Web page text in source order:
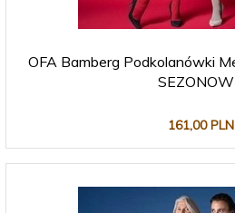
OFA Bamberg Podkolanówki
161,00 PLN